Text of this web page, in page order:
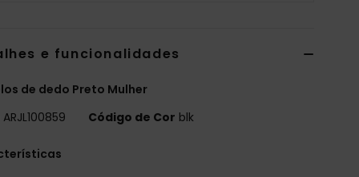
e funcionalidades
de dedo Preto Mulher
ARJL100859 Código de Cor blk